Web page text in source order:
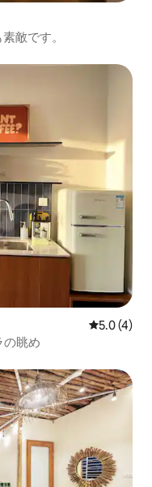
敵です。
レビュー4
5.0 (4)
の眺め